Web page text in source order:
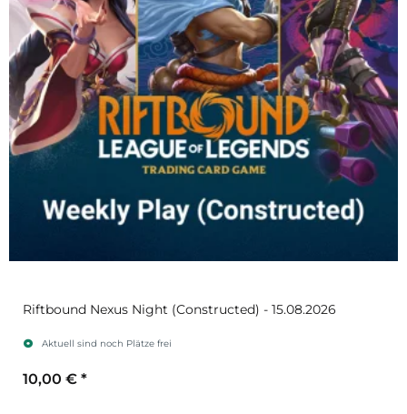
Riftbound Nexus Night (Constructed) - 15.08.2026
Aktuell sind noch Plätze frei
10,00 € *